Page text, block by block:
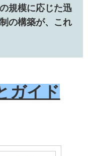
規模に応じた迅
の構築が、これ
ガイド